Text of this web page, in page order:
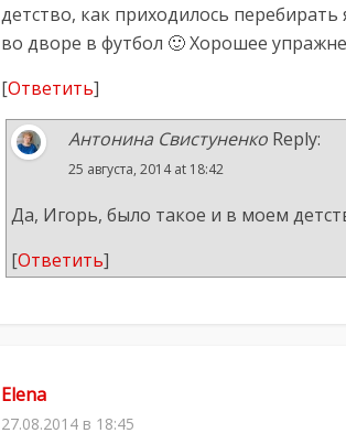
детство, как приходилось
во дворе в футбол 🙂 Хорошее
[Ответить]
Антонина Свистуненко Reply:
25 августа, 2014 at 18:42
Да, Игорь, было такое и в моем
[Ответить]
Elena
27.08.2014 в 18:45